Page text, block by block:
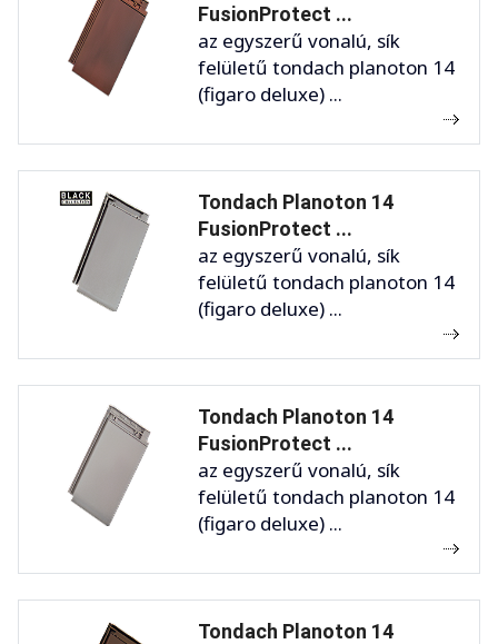
FusionProtect ...
az egyszerű vonalú, sík
felületű tondach planoton 14
(figaro deluxe) ...
Tondach Planoton 14
FusionProtect ...
az egyszerű vonalú, sík
felületű tondach planoton 14
(figaro deluxe) ...
Tondach Planoton 14
FusionProtect ...
az egyszerű vonalú, sík
felületű tondach planoton 14
(figaro deluxe) ...
Tondach Planoton 14